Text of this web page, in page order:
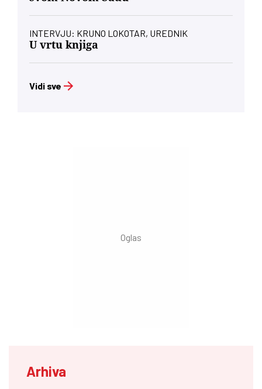
INTERVJU: KRUNO LOKOTAR, UREDNIK
U vrtu knjiga
Vidi sve
Arhiva